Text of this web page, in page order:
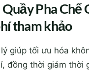
Quầy Pha Chế
tham khảo
giúp tối ưu hóa
đồng thời giảm thời